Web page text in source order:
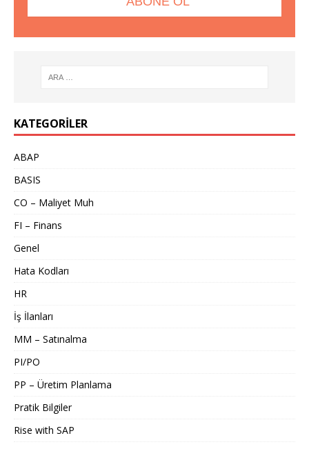
KATEGORILER
ABAP
BASIS
CO – Maliyet Muh
FI – Finans
Genel
Hata Kodları
HR
İş İlanları
MM – Satınalma
PI/PO
PP – Üretim Planlama
Pratik Bilgiler
Rise with SAP